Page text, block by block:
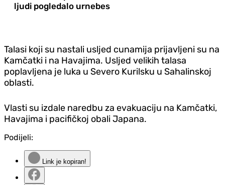
ljudi pogledalo urnebes
Talasi koji su nastali usljed cunamija prijavljeni su na
Kamčatki i na Havajima. Usljed velikih talasa
poplavljena je luka u Severo Kurilsku u Sahalinskoj
oblasti.
Vlasti su izdale naredbu za evakuaciju na Kamčatki,
Havajima i pacifičkoj obali Japana.
Podijeli:
Link je kopiran!